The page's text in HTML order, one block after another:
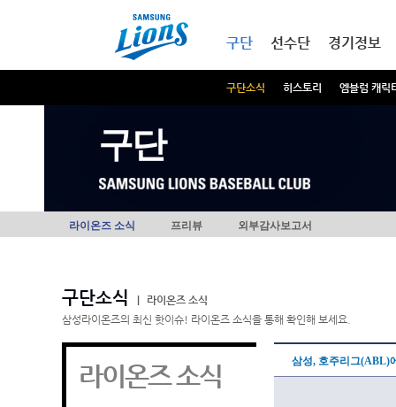
구단
구단소식 히스토리 엠블럼 캐릭
선수단 경기정보
구단
라이온즈 소식 프리뷰 외부감사보고서
구단소식
라이온즈 소식
삼성라이온즈의 최신 핫이슈! 라이온즈 소식을 통해 확인해 보세요.
라이온즈 소식 삼성, 호주리그(ABL)